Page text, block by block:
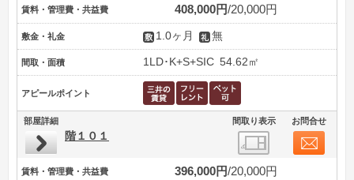
賃料・管理費・共益費 408,000円 20,000円
敷金・礼金 1.0ヶ月 無
間取・面積 1LD･K+S+SIC 54.62㎡
アピールポイント
部屋詳細 間取り表示 お問合せ
階１０１
賃料・管理費・共益費 396,000円 20,000円